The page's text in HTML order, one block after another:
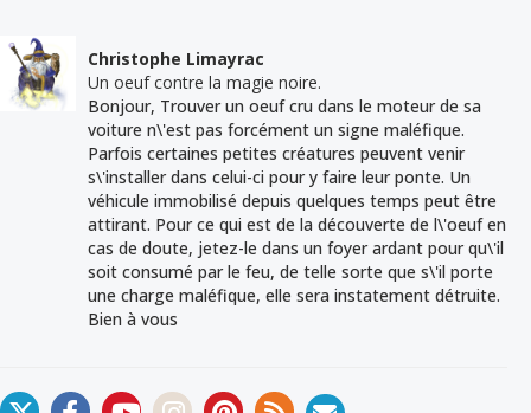
Christophe Limayrac
Un oeuf contre la magie noire.
Bonjour, Trouver un oeuf cru dans le moteur de sa
voiture n\'est pas forcément un signe maléfique.
Parfois certaines petites créatures peuvent venir
s\'installer dans celui-ci pour y faire leur ponte. Un
véhicule immobilisé depuis quelques temps peut être
attirant. Pour ce qui est de la découverte de l\'oeuf en
cas de doute, jetez-le dans un foyer ardant pour qu\'il
soit consumé par le feu, de telle sorte que s\'il porte
une charge maléfique, elle sera instatement détruite.
Bien à vous